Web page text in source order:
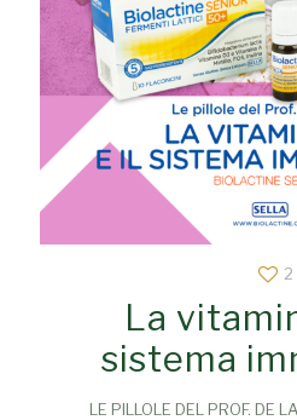
2
La
sistema
LE PILLOLE DEL PROF. DE